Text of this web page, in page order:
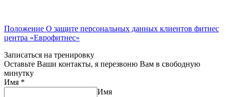
Положение О защите персональных данных клиентов фитнес
центра «Еврофитнес»
Записаться на тренировку
Оставьте Ваши контакты, я перезвоню Вам в свободную
минутку
Имя *
Имя